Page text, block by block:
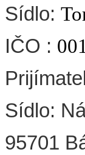
Sídlo:
IČO :
Sídlo:
95701